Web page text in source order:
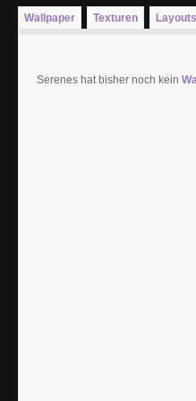
Wallpaper Texturen Layouts
Serenes hat bisher noch kein